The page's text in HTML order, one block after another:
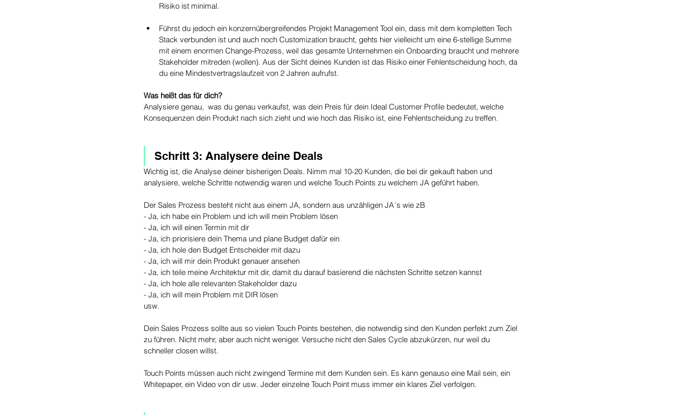
Risiko ist minimal.
Führst du jedoch ein konzernübergreifendes Projekt Management Tool ein, dass mit dem kompletten Tech
Stack verbunden ist und auch noch Customization braucht, gehts hier vielleicht um eine 6-stellige Summe
mit einem enormen Change-Prozess, weil das gesamte Unternehmen ein Onboarding braucht und mehrere
Stakeholder mitreden (wollen). Aus der Sicht deines Kunden ist das Risiko einer Fehlentscheidung hoch, da
du eine Mindestvertragslaufzeit von 2 Jahren aufrufst.
Was heißt das für dich?
Analysiere genau,  was du genau verkaufst, was dein Preis für dein Ideal Customer Profile bedeutet, welche
Konsequenzen dein Produkt nach sich zieht und wie hoch das Risiko ist, eine Fehlentscheidung zu treffen.
Schritt 3: Analysere deine Deals
Wichtig ist, die Analyse deiner bisherigen Deals. Nimm mal 10-20 Kunden, die bei dir gekauft haben und
analysiere, welche Schritte notwendig waren und welche Touch Points zu welchem JA geführt haben.
Der Sales Prozess besteht nicht aus einem JA, sondern aus unzähligen JA´s wie zB
- Ja, ich habe ein Problem und ich will mein Problem lösen
- Ja, ich will einen Termin mit dir
- Ja, ich priorisiere dein Thema und plane Budget dafür ein
- Ja, ich hole den Budget Entscheider mit dazu
- Ja, ich will mir dein Produkt genauer ansehen
- Ja, ich teile meine Architektur mit dir, damit du darauf basierend die nächsten Schritte setzen kannst
- Ja, ich hole alle relevanten Stakeholder dazu
- Ja, ich will mein Problem mit DIR lösen
usw.
Dein Sales Prozess sollte aus so vielen Touch Points bestehen, die notwendig sind den Kunden perfekt zum Ziel
zu führen. Nicht mehr, aber auch nicht weniger. Versuche nicht den Sales Cycle abzukürzen, nur weil du
schneller closen willst.
Touch Points müssen auch nicht zwingend Termine mit dem Kunden sein. Es kann genauso eine Mail sein, ein
Whitepaper, ein Video von dir usw. Jeder einzelne Touch Point muss immer ein klares Ziel verfolgen.